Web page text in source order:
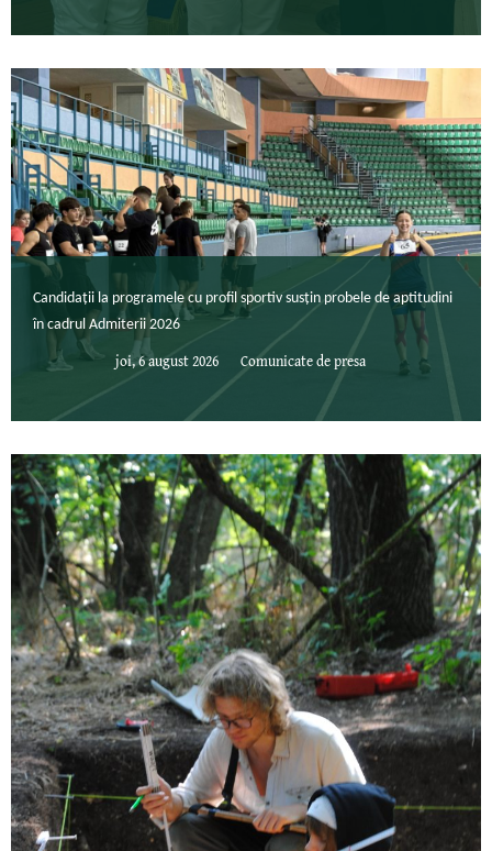
Candidații la programele cu profil sportiv susțin probele de aptitudini
în cadrul Admiterii 2026
joi, 6 august 2026 Comunicate de presa